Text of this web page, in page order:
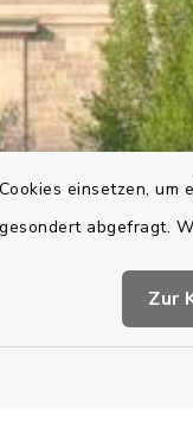
einsetzen,
abgefragt.
Zur